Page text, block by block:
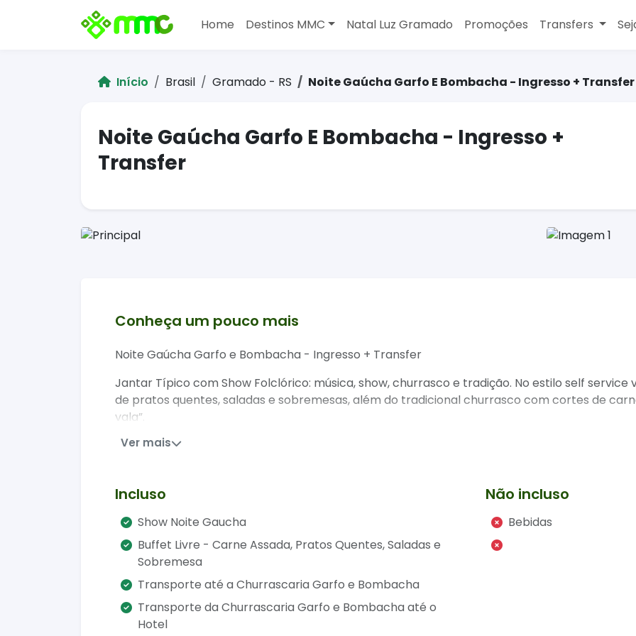
Home Destinos MMC Natal Luz Gramado Promoções Transfers
Início Brasil Gramado - RS Noite Gaúcha Garfo E Bombacha - Ingresso + Transfer
Noite Gaúcha Garfo E Bombacha - Ingresso +
Transfer
Conheça um pouco mais
Noite Gaúcha Garfo e Bombacha - Ingresso + Transfer
Jantar Típico com Show Folclórico: música, show, churrasco e tradição. No estilo self
de pratos quentes, saladas e sobremesas, além do tradicional churrasco com cortes de
vala”.
Durante o jantar a tradição gaúcha é interpretada ao som de músicas típicas executadas ao
veículos modernos e climatizados, garantindo que você chegue ao evento com todo o
O motorista estará no seu hotel no horário combinado, pronto para acomodar você e seus
transporte também estará disponível para levar você de volta ao hotel, garantindo que
sem se preocupar com o trajeto. Tudo é feito para sua conveniência, para que você só
cultura, a música e a gastronomia da noite gaúcha!
Ver mais
Incluso
Show Noite Gaucha
Buffet Livre - Carne Assada, Pratos Quentes, Saladas e
Sobremesa
Transporte até a Churrascaria Garfo e Bombacha
Transporte da Churrascaria Garfo e Bombacha até o
Hotel
Não incluso
Bebidas